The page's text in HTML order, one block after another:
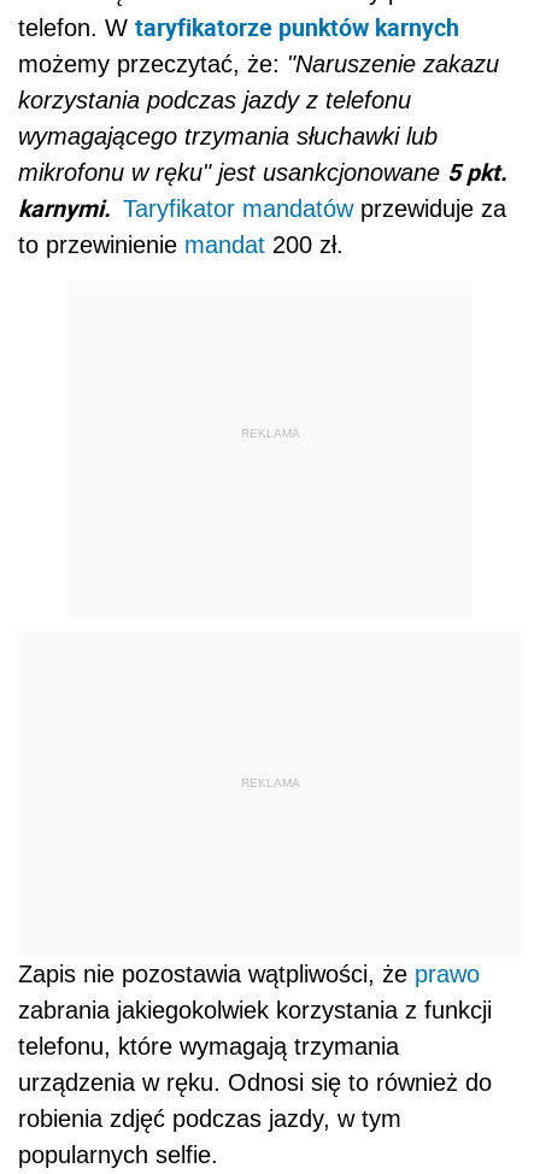
telefon. W taryfikatorze punktów karnych
możemy przeczytać, że: "Naruszenie zakazu
korzystania podczas jazdy z telefonu
wymagającego trzymania słuchawki lub
mikrofonu w ręku" jest usankcjonowane 5 pkt.
karnymi. Taryfikator mandatówprzewiduje za
to przewinienie mandat 200 zł.
REKLAMA
REKLAMA
Zapis nie pozostawia wątpliwości, że prawo
zabrania jakiegokolwiek korzystania z funkcji
telefonu, które wymagają trzymania
urządzenia w ręku. Odnosi się to również do
robienia zdjęć podczas jazdy, w tym
popularnych selfie.